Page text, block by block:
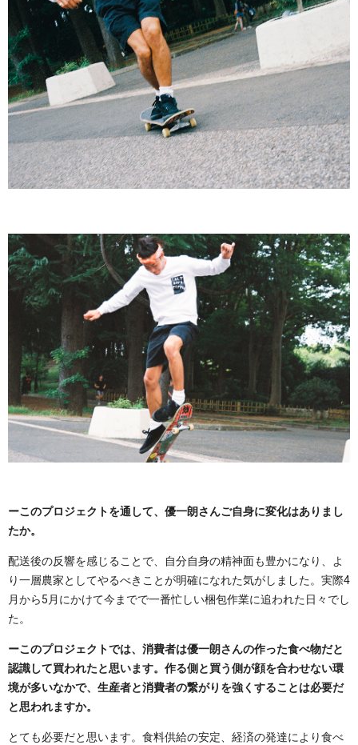
ーこのプロジェクトを通して、優一朗さんご自身に変化はありまし
たか。
配送後の反響を感じることで、自分自身の精神面も豊かになり、よ
り一層農家としてやるべきことが明確になれた気がしました。実際4
月から5月にかけて今までで一番忙しい梱包作業に追われた日々でし
た。
ーこのプロジェクトでは、消費者は優一朗さんの作った食べ物だと
認識して買われたと思います。作る側と買う側が顔を合わせない環
境が多いなかで、生産者と消費者の繋がりを強くすることは必要だ
と思われますか。
とても必要だと思います。食料供給の安定、経済の発達により食べ